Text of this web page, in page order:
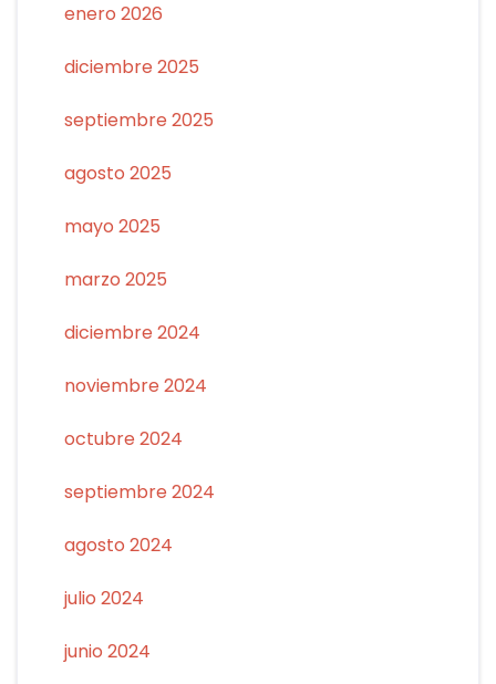
enero 2026
diciembre 2025
septiembre 2025
agosto 2025
mayo 2025
marzo 2025
diciembre 2024
noviembre 2024
octubre 2024
septiembre 2024
agosto 2024
julio 2024
junio 2024